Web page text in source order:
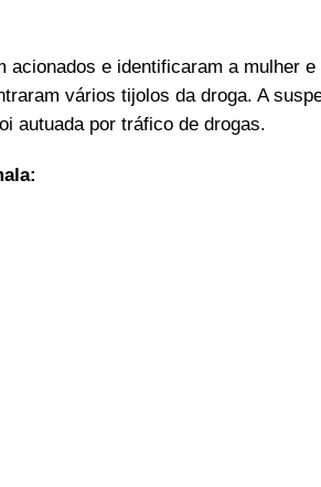
e identificaram a mulher e
vários tijolos da droga. A
autuada por tráfico de drogas.